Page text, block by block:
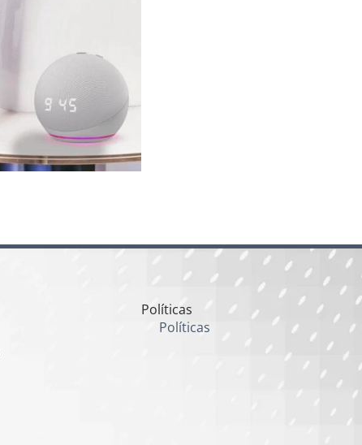
Políticas
Políticas